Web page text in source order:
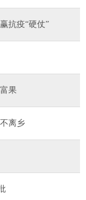
抗疫“硬仗”
果
离乡